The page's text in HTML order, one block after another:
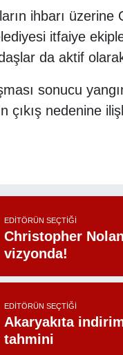
ihbarı
itfaiye
da aktif
sonucu
çıkış nedenine
EDITÖRÜN SEÇTIĞI
Christopher
vizyonda!
EDITÖRÜN SEÇTIĞI
Akaryakıta
tahmini